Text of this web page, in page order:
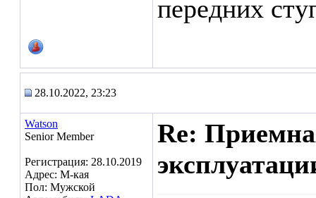
передних
28.10.2022, 23:23
Watson
Senior Member
Регистрация: 28.10.2019
Адрес: М-кая
Пол: Мужской
Re: